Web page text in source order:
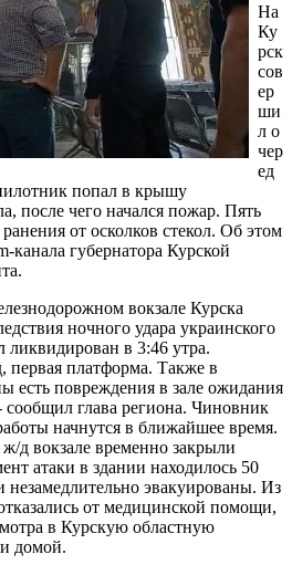
На
Ку
рск
сов
ер
ши
л о
чер
ед
попал в крышу
после чего начался пожар. Пять
от осколков стекол. Об этом
канала губернатора Курской
вокзале Курска
ночного удара украинского
в 3:46 утра.
первая платформа. Также в
есть повреждения в зале ожидания
глава региона. Чиновник
начнутся в ближайшее время.
д вокзале временно закрыли
атаки в здании находилось 50
эвакуированы. Из
от медицинской помощи,
в Курскую областную
домой.